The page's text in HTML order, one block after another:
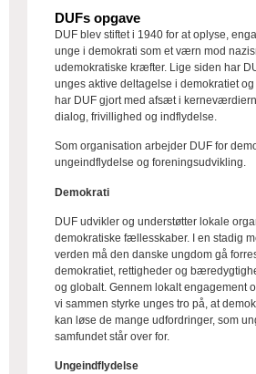
DUFs opgave
DUF blev stiftet i 1940 for at oplyse,
unge i demokrati som et værn mod
udemokratiske kræfter. Lige siden har
unges aktive deltagelse i demokratiet
har DUF gjort med afsæt i
dialog, frivillighed og indflydelse.
Som organisation arbejder DUF for
ungeindflydelse og foreningsudvikling.
Demokrati
DUF udvikler og understøtter lokale
demokratiske fællesskaber. I en stadig
verden må den danske ungdom gå
demokratiet, rettigheder og
og globalt. Gennem lokalt engagement
vi sammen styrke unges tro på, at
kan løse de mange udfordringer, som
samfundet står over for.
Ungeindflydelse